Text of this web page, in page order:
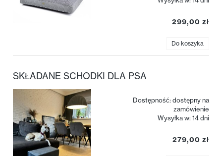
299,00 zł
Do koszyka
SKŁADANE SCHODKI DLA PSA
Dostępność:dostępny na
zamówienie
Wysyłka w:14 dni
279,00 zł